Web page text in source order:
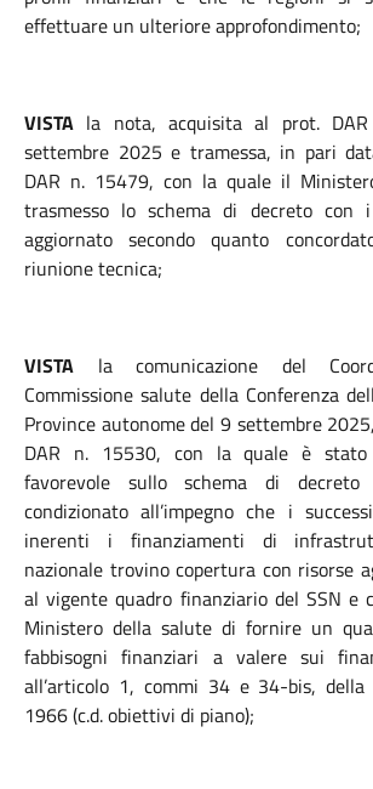
effettuare un ulteriore approfondimento;
VISTA la nota, acquisita al prot.
settembre 2025 e tramessa, in pari
DAR n. 15479, con la quale il
trasmesso lo schema di decreto con
aggiornato secondo quanto
riunione tecnica;
VISTA la comunicazione del
Commissione salute della Conferenza
Province autonome del 9 settembre
DAR n. 15530, con la quale è stato
favorevole sullo schema di
condizionato all’impegno che i
inerenti i finanziamenti di
nazionale trovino copertura con risorse
al vigente quadro finanziario del SSN e
Ministero della salute di fornire un
fabbisogni finanziari a valere sui
all’articolo 1, commi 34 e 34-bis,
1966 (c.d. obiettivi di piano);